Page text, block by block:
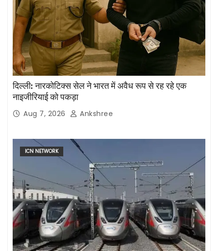
दिल्ली: नारकोटिक्स सेल ने भारत में अवैध रूप से रह रहे एक
नाइजीरियाई को पकड़ा
Aug 7, 2026 Ankshree
ICN NETWORK